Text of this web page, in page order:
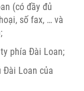
(có đầy đủ
số fax, … và
phía Đài Loan;
Đài Loan của